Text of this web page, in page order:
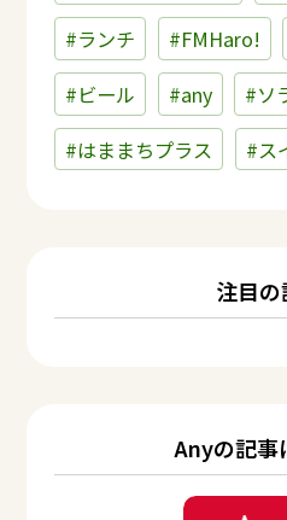
#ランチ
#FMHaro!
#ビール
#any
#ソ
#はままちプラス
#ス
注目
Anyの記事